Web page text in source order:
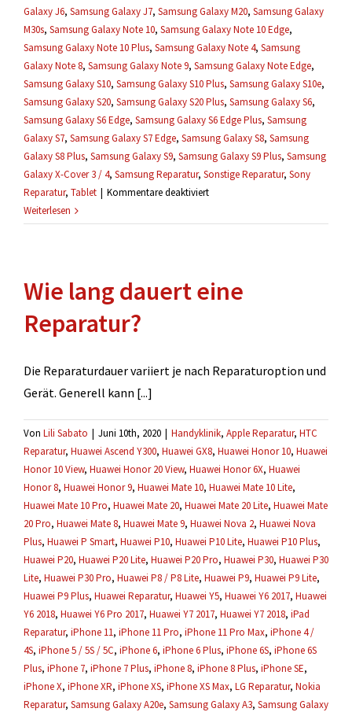
Galaxy J6, Samsung Galaxy J7, Samsung Galaxy M20, Samsung Galaxy
M30s, Samsung Galaxy Note 10, Samsung Galaxy Note 10 Edge,
Samsung Galaxy Note 10 Plus, Samsung Galaxy Note 4, Samsung
Galaxy Note 8, Samsung Galaxy Note 9, Samsung Galaxy Note Edge,
Samsung Galaxy S10, Samsung Galaxy S10 Plus, Samsung Galaxy S10e,
Samsung Galaxy S20, Samsung Galaxy S20 Plus, Samsung Galaxy S6,
Samsung Galaxy S6 Edge, Samsung Galaxy S6 Edge Plus, Samsung
Galaxy S7, Samsung Galaxy S7 Edge, Samsung Galaxy S8, Samsung
Galaxy S8 Plus, Samsung Galaxy S9, Samsung Galaxy S9 Plus, Samsung
Galaxy X-Cover 3 / 4, Samsung Reparatur, Sonstige Reparatur, Sony
Reparatur, Tablet | Kommentare deaktiviertfür
weiß
Reparatur
die
Weiterlesen
Wie lang dauert eine
Reparatur?
Die Reparaturdauer variiert je nach Reparaturoption und
Gerät. Generell kann [...]
Von Lili Sabato | Juni 10th, 2020 | Handyklinik, Apple Reparatur, HTC
Reparatur, Huawei Ascend Y300, Huawei GX8, Huawei Honor 10, Huawei
Honor 10 View, Huawei Honor 20 View, Huawei Honor 6X, Huawei
Honor 8, Huawei Honor 9, Huawei Mate 10, Huawei Mate 10 Lite,
Huawei Mate 10 Pro, Huawei Mate 20, Huawei Mate 20 Lite, Huawei Mate
20 Pro, Huawei Mate 8, Huawei Mate 9, Huawei Nova 2, Huawei Nova
Plus, Huawei P Smart, Huawei P10, Huawei P10 Lite, Huawei P10 Plus,
Huawei P20, Huawei P20 Lite, Huawei P20 Pro, Huawei P30, Huawei P30
Lite, Huawei P30 Pro, Huawei P8 / P8 Lite, Huawei P9, Huawei P9 Lite,
Huawei P9 Plus, Huawei Reparatur, Huawei Y5, Huawei Y6 2017, Huawei
Y6 2018, Huawei Y6 Pro 2017, Huawei Y7 2017, Huawei Y7 2018, iPad
Reparatur, iPhone 11, iPhone 11 Pro, iPhone 11 Pro Max, iPhone 4 /
4S, iPhone 5 / 5S / 5C, iPhone 6, iPhone 6 Plus, iPhone 6S, iPhone 6S
Plus, iPhone 7, iPhone 7 Plus, iPhone 8, iPhone 8 Plus, iPhone SE,
iPhone X, iPhone XR, iPhone XS, iPhone XS Max, LG Reparatur, Nokia
Reparatur, Samsung Galaxy A20e, Samsung Galaxy A3, Samsung Galaxy